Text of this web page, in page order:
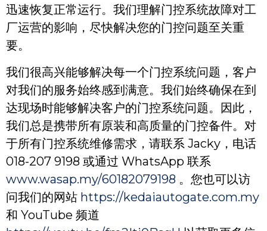
迅速恢复正常运行。我们理解门控系统故障对工
厂运营的影响，尽快解决您的门控问题至关重
要。
我们很高兴能够解决每一个门控系统问题，客户
对我们的服务始终感到满意。我们始终确保在到
达现场时能够解决客户的门控系统问题。因此，
我们总是携带所有原装和高质量的门控备件。对
于所有门控系统维修需求，请联系 Jacky，电话
018-207 9198 或通过 WhatsApp 联系
www.wasap.my/60182079198 。您也可以访
问我们的网站 https://kedaiautogate.com.my
和 YouTube 频道